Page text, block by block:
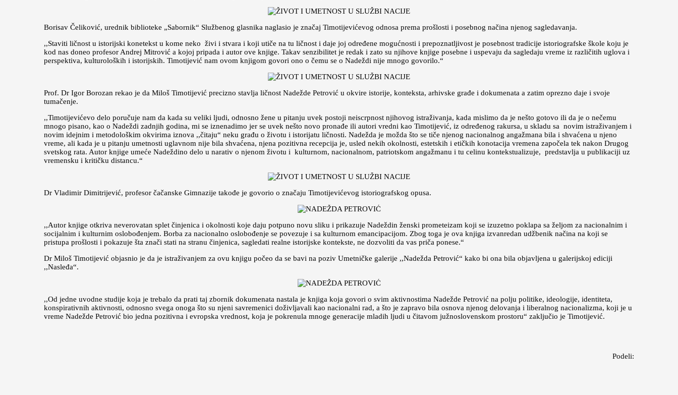
Borisav Čeliković, urednik biblioteke „Sabornik“ Službenog glasnika naglasio je značaj Timotijevićevog odnosa prema prošlosti i posebnog načina njenog sagledavanja.
,,Staviti ličnost u istorijski konetekst u kome neko živi i stvara i koji utiče na tu ličnost i daje joj određene mogućnosti i prepoznatljivost je posebnost tradicije istoriografske škole koju je
kod nas doneo profesor Andrej Mitrović a kojoj pripada i autor ove knjige. Takav senzibilitet je redak i zato su njihove knjige posebne i uspevaju da sagledaju vreme iz različitih uglova i
perspektiva, kulturoloških i istorijskih. Timotijević nam ovom knjigom govori ono o čemu se o Nadeždi nije mnogo govorilo.“
Prof. Dr Igor Borozan rekao je da Miloš Timotijević precizno stavlja ličnost Nadežde Petrović u okvire istorije, konteksta, arhivske građe i dokumenata a zatim oprezno daje i svoje
tumačenje.
,,Timotijevićevo delo poručuje nam da kada su veliki ljudi, odnosno žene u pitanju uvek postoji neiscrpnost njihovog istraživanja, kada mislimo da je nešto gotovo ili da je o nečemu
mnogo pisano, kao o Nadeždi zadnjih godina, mi se iznenadimo jer se uvek nešto novo pronađe ili autori vredni kao Timotijević, iz određenog rakursa, u skladu sa novim istraživanjem i
novim idejnim i metodološkim okvirima iznova ,,čitaju“ neku građu o životu i istorijatu ličnosti. Nadežda je možda što se tiče njenog nacionalnog angažmana bila i shvaćena u njeno
vreme, ali kada je u pitanju umetnosti uglavnom nije bila shvaćena, njena pozitivna recepcija je, usled nekih okolnosti, estetskih i etičkih konotacija vremena započela tek nakon Drugog
svetskog rata. Autor knjige umeće Nadeždino delo u narativ o njenom životu i kulturnom, nacionalnom, patriotskom angažmanu i tu celinu kontekstualizuje, predstavlja u publikaciji uz
vremensku i kritičku distancu.“
Dr Vladimir Dimitrijević, profesor čačanske Gimnazije takođe je govorio o značaju Timotijevićevog istoriografskog opusa.
,,Autor knjige otkriva neverovatan splet činjenica i okolnosti koje daju potpuno novu sliku i prikazuje Nadeždin ženski prometeizam koji se izuzetno poklapa sa željom za nacionalnim i
socijalnim i kulturnim oslobođenjem. Borba za nacionalno oslobođenje se povezuje i sa kulturnom emancipacijom. Zbog toga je ova knjiga izvanredan udžbenik načina na koji se
pristupa prošlosti i pokazuje šta znači stati na stranu činjenica, sagledati realne istorijske kontekste, ne dozvoliti da vas priča ponese.“
Dr Miloš Timotijević objasnio je da je istraživanjem za ovu knjigu počeo da se bavi na poziv Umetničke galerije ,,Nadežda Petrović“ kako bi ona bila objavljena u galerijskoj ediciji
,,Nasleđa“.
,,Od jedne uvodne studije koja je trebalo da prati taj zbornik dokumenata nastala je knjiga koja govori o svim aktivnostima Nadežde Petrović na polju politike, ideologije, identiteta,
konspirativnih aktivnosti, odnosno svega onoga što su njeni savremenici doživljavali kao nacionalni rad, a što je zapravo bila osnova njenog delovanja i liberalnog nacionalizma, koji je u
vreme Nadežde Petrović bio jedna pozitivna i evropska vrednost, koja je pokrenula mnoge generacije mladih ljudi u čitavom južnoslovenskom prostoru“ zaključio je Timotijević.
Podeli: